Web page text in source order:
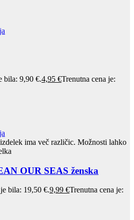
bila: 9,90 €.4,95 €Trenutna cena je:
ima več različic. Možnosti lahko
OUR SEAS ženska
bila: 19,50 €.9,99 €Trenutna cena je: